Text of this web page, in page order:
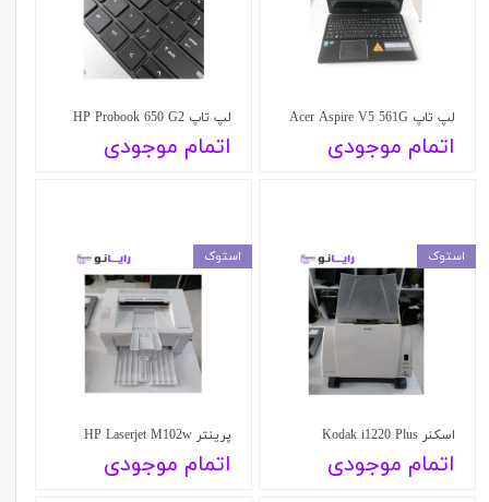
لپ تاپ Acer Aspire V5 561G
اتمام موجودی
لپ تاپ HP Probook 650 G2
اتمام موجودی
اسکنر Kodak i1220 Plus
اتمام موجودی
استوک
پرینتر HP Laserjet M102w
اتمام موجودی
استوک